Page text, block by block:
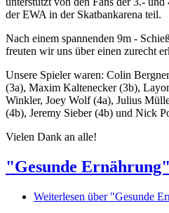
der EWA in der Skatbankarena teil.
Nach einem spannenden 9m -
freuten wir uns über einen zurecht
Unsere Spieler waren: Colin
(3a), Maxim Kaltenecker (3b),
Winkler, Joey Wolf (4a), Julius
(4b), Jeremy Sieber (4b) und Nick
Vielen Dank an alle!
"Gesunde Ernährung"
Weiterlesen über "Gesunde